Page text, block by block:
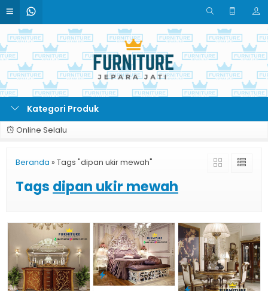
Kategori Produk
Online Selalu
Beranda » Tags "dipan ukir mewah"
Tags dipan ukir mewah